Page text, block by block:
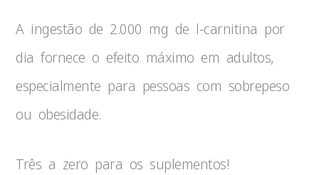
A ingestão de 2.000 mg de l-carnitina por
dia fornece o efeito máximo em adultos,
especialmente para pessoas com sobrepeso
ou obesidade.
Três a zero para os suplementos!